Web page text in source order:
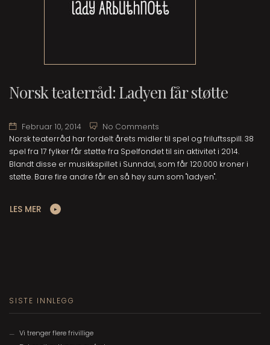
Norsk teaterråd: Ladyen får støtte
Februar 10, 2014
No Comments
Norsk teaterråd har fordelt årets midler til spel og friluftsspill. 38
spel fra 17 fylker får støtte fra Spelfondet til sin aktivitet i 2014.
Blandt disse er musikkspillet i Sunndal, som får 120.000 kroner i
støtte. Bare fire andre får en så høy sum som "ladyen".
LES MER
SISTE INNLEGG
Vi trenger flere frivillige